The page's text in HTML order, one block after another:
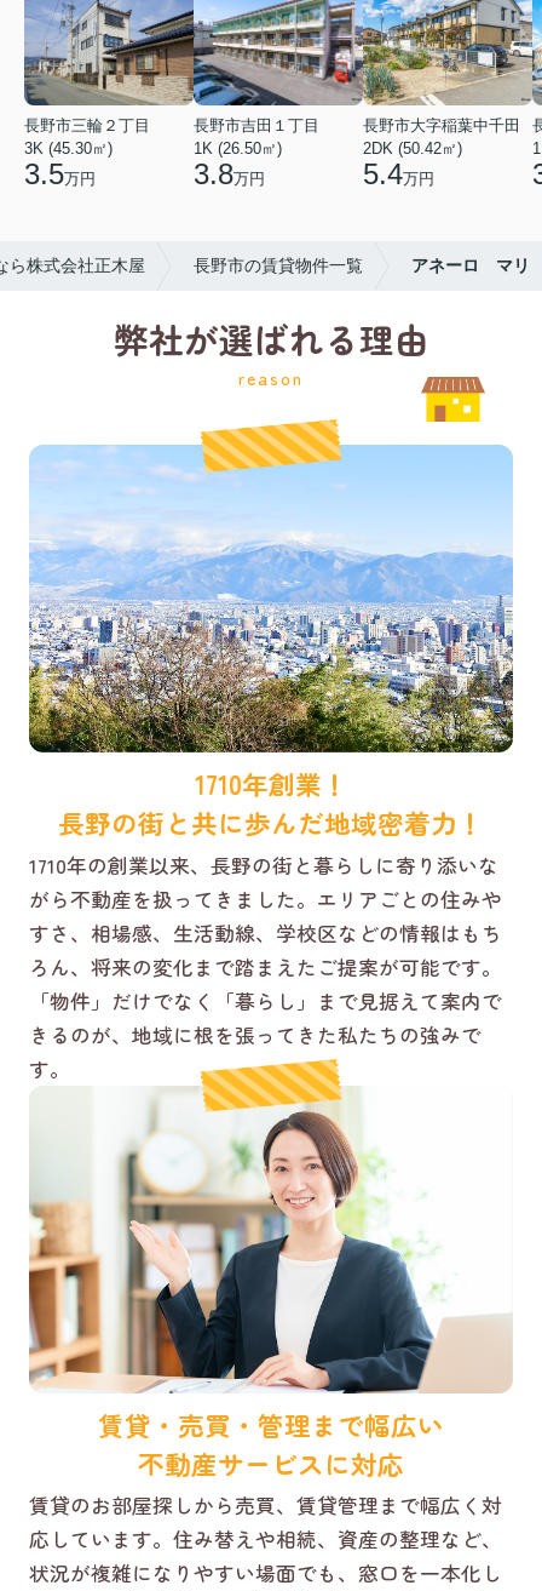
長野市三輪２丁目
3K (45.30㎡)
3.5万円
長野市吉田１丁目
1K (26.50㎡)
3.8万円
長野市大字稲葉中千田
2DK (50.42㎡)
5.4万円
ら株式会社正木屋 長野市の賃貸物件一覧 アネーロ マリ
弊社が選ばれる理由
reason
1710年創業！
長野の街と共に歩んだ地域密着力！
1710年の創業以来、長野の街と暮らしに寄り添いな
がら不動産を扱ってきました。エリアごとの住みや
すさ、相場感、生活動線、学校区などの情報はもち
ろん、将来の変化まで踏まえたご提案が可能です。
「物件」だけでなく「暮らし」まで見据えて案内で
きるのが、地域に根を張ってきた私たちの強みで
す。
賃貸・売買・管理まで幅広い
不動産サービスに対応
賃貸のお部屋探しから売買、賃貸管理まで幅広く対
応しています。住み替えや相続、資産の整理など、
状況が複雑になりやすい場面でも、窓口を一本化し